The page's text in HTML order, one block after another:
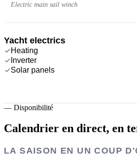
Electric main sail winch
Yacht electrics
Heating
Inverter
Solar panels
— Disponibilité
Calendrier en direct, en
LA SAISON EN UN COUP